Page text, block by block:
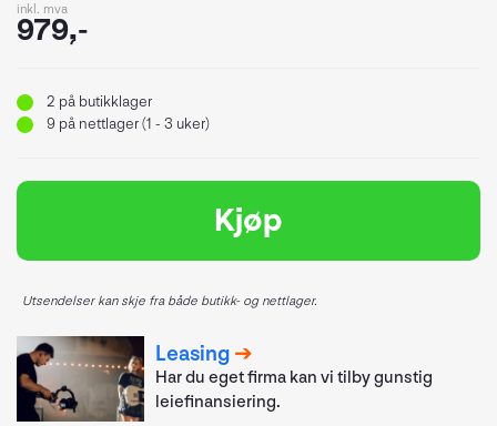
inkl. mva
979,-
2 på butikklager
9 på nettlager (1 - 3 uker)
Kjøp
Utsendelser kan skje fra både butikk- og nettlager.
Leasing
Har du eget firma kan vi tilby gunstig
leiefinansiering.